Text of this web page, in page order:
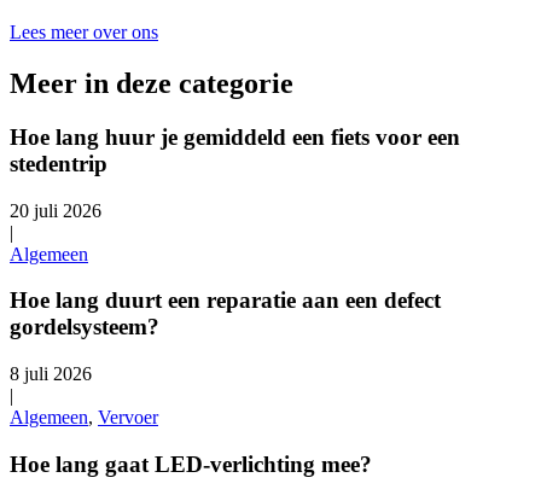
Lees meer over ons
Meer in deze categorie
Hoe lang huur je gemiddeld een fiets voor een
stedentrip
20 juli 2026
|
Algemeen
Hoe lang duurt een reparatie aan een defect
gordelsysteem?
8 juli 2026
|
Algemeen, Vervoer
Hoe lang gaat LED-verlichting mee?